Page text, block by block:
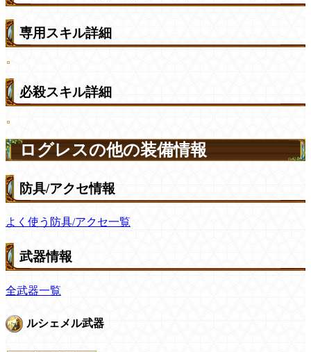
専用スキル詳細
必殺スキル詳細
ログレスの他の装備情報
防具/アクセ情報
よく使う防具/アクセ一覧
武器情報
全武器一覧
ルシェメル武器